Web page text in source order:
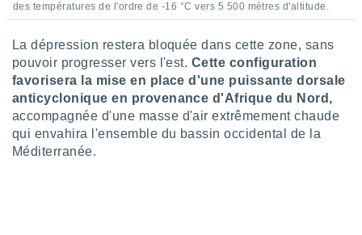
de la
non
des
notre
le
des températures de l'ordre de -16 °C vers 5 500 mètres d'altitude.
La dépression restera bloquée dans cette zone, sans
pouvoir progresser vers l'est. Cette configuration
favorisera la mise en place d'une puissante dorsale
anticyclonique en provenance d'Afrique du Nord,
accompagnée d'une masse d'air extrêmement chaude
qui envahira l'ensemble du bassin occidental de la
Méditerranée.